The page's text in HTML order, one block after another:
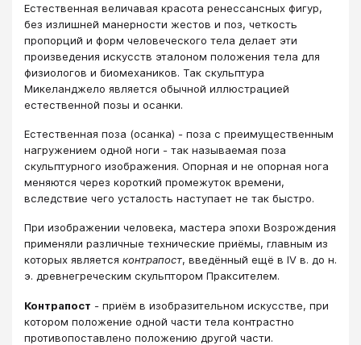
Естественная величавая красота ренессансных фигур,
без излишней манерности жестов и поз, четкость
пропорций и форм человеческого тела делает эти
произведения искусств эталоном положения тела для
физиологов и биомехаников. Так скульптура
Микеланджело является обычной иллюстрацией
естественной позы и осанки.
Естественная поза (осанка) - поза с преимущественным
нагружением одной ноги - так называемая поза
скульптурного изображения. Опорная и не опорная нога
меняются через короткий промежуток времени,
вследствие чего усталость наступает не так быстро.
При изображении человека, мастера эпохи Возрождения
применяли различные технические приёмы, главным из
которых является контрапост, введённый ещё в IV в. до н.
э. древнегреческим скульптором Праксителем.
Контрапост - приём в изобразительном искусстве, при
котором положение одной части тела контрастно
противопоставлено положению другой части.